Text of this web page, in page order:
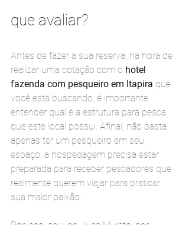
que avaliar?
Antes de fazer a sua reserva, na hora de
realizar uma cotação com o hotel
fazenda com pesqueiro em Itapira que
você está buscando, é importante
entender qual é a estrutura para pesca
que este local possui. Afinal, não basta
apenas ter um pesqueiro em seu
espaço, a hospedagem precisa estar
preparada para receber pescadores que
realmente querem viajar para praticar
sua maior paixão.